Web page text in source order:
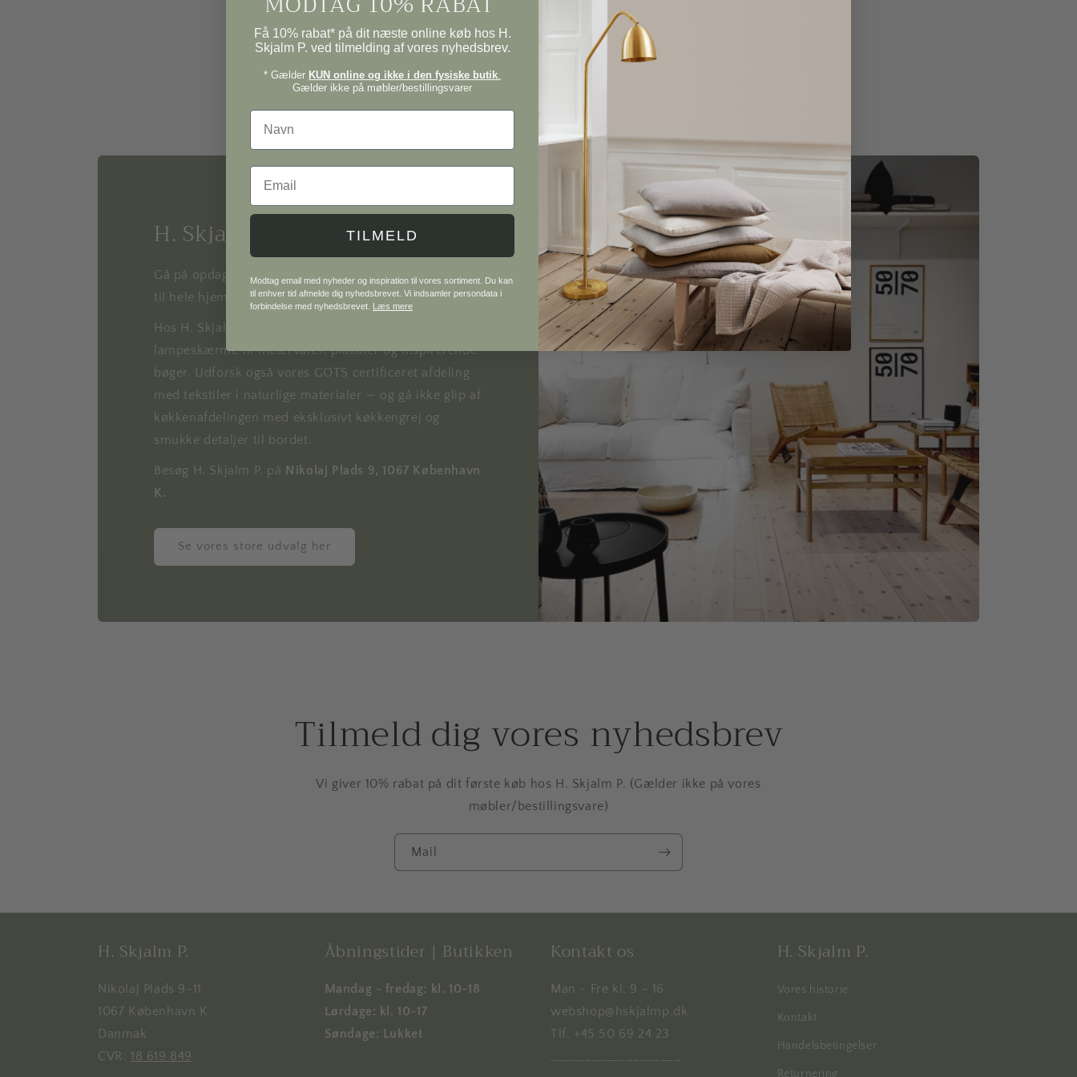
H. Skjalm P.
Gå på opdagelse i vores univers af møbler og interiør
til hele hjemmet.
Hos H. Skjalm P. finder du alt fra knager, lamper og
lampeskærme til metervarer, plakater og inspirerende
bøger. Udforsk også vores GOTS certificeret afdeling
med tekstiler i naturlige materialer — og gå ikke glip af
køkkenafdelingen med eksklusivt køkkengrej og
smukke detaljer til bordet.
Besøg H. Skjalm P. på Nikolaj Plads 9, 1067 København
K.
Se vores store udvalg her
Tilmeld dig vores nyhedsbrev
Vi giver 10% rabat på dit første køb hos H. Skjalm P. (Gælder ikke på vores
møbler/bestillingsvare)
Mail
H. Skjalm P.
Nikolaj Plads 9-11
1067 København K
Danmak
CVR: 18 619 849
Åbningstider | Butikken
Mandag - fredag: kl. 10-18
Lørdage: kl. 10-17
Søndage: Lukket
Kontakt os
Man - Fre kl. 9 - 16
webshop@hskjalmp.dk
Tlf. +45 50 69 24 23
H. Skjalm P.
Vores historie
Kontakt
Handelsbetingelser
Returnering
Få 10% rabat* på dit næste online køb hos H.
Skjalm P. ved tilmelding af vores nyhedsbrev.
* Gælder KUN online og ikke i den fysiske butik
Gælder ikke på møbler/bestillingsvarer
Navn
Email
TILMELD
Modtag email med nyheder og inspiration til vores sortiment. Du kan
til enhver tid afmelde dig nyhedsbrevet. Vi indsamler persondata i
forbindelse med nyhedsbrevet. Læs mere